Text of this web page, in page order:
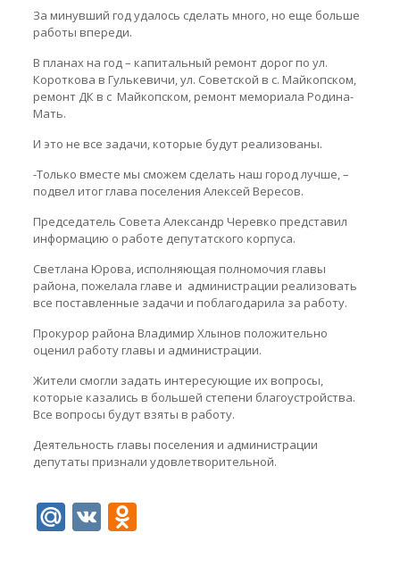
За минувший год удалось сделать много, но еще больше
работы впереди.
В планах на год – капитальный ремонт дорог по ул.
Короткова в Гулькевичи, ул. Советской в с. Майкопском,
ремонт ДК в с Майкопском, ремонт мемориала Родина-
Мать.
И это не все задачи, которые будут реализованы.
-Только вместе мы сможем сделать наш город лучше, –
подвел итог глава поселения Алексей Вересов.
Председатель Совета Александр Черевко представил
информацию о работе депутатского корпуса.
Светлана Юрова, исполняющая полномочия главы
района, пожелала главе и администрации реализовать
все поставленные задачи и поблагодарила за работу.
Прокурор района Владимир Хлынов положительно
оценил работу главы и администрации.
Жители смогли задать интересующие их вопросы,
которые казались в большей степени благоустройства.
Все вопросы будут взяты в работу.
Деятельность главы поселения и администрации
депутаты признали удовлетворительной.
Mail.Ru
VKOdnoklassniki